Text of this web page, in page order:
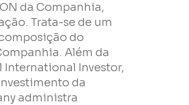
da Companhia,
Trata-se de um
do
Além da
Investor,
da
administra